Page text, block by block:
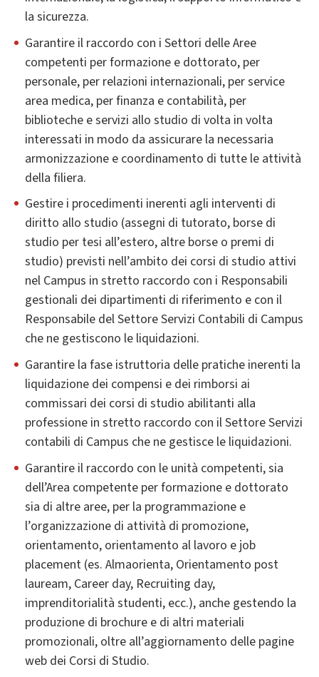
la sicurezza.
Garantire il raccordo con i Settori delle Aree
competenti per formazione e dottorato, per
personale, per relazioni internazionali, per service
area medica, per finanza e contabilità, per
biblioteche e servizi allo studio di volta in volta
interessati in modo da assicurare la necessaria
armonizzazione e coordinamento di tutte le attività
della filiera.
Gestire i procedimenti inerenti agli interventi di
diritto allo studio (assegni di tutorato, borse di
studio per tesi all’estero, altre borse o premi di
studio) previsti nell’ambito dei corsi di studio attivi
nel Campus in stretto raccordo con i Responsabili
gestionali dei dipartimenti di riferimento e con il
Responsabile del Settore Servizi Contabili di Campus
che ne gestiscono le liquidazioni.
Garantire la fase istruttoria delle pratiche inerenti la
liquidazione dei compensi e dei rimborsi ai
commissari dei corsi di studio abilitanti alla
professione in stretto raccordo con il Settore Servizi
contabili di Campus che ne gestisce le liquidazioni.
Garantire il raccordo con le unità competenti, sia
dell’Area competente per formazione e dottorato
sia di altre aree, per la programmazione e
l’organizzazione di attività di promozione,
orientamento, orientamento al lavoro e job
placement (es. Almaorienta, Orientamento post
lauream, Career day, Recruiting day,
imprenditorialità studenti, ecc.), anche gestendo la
produzione di brochure e di altri materiali
promozionali, oltre all’aggiornamento delle pagine
web dei Corsi di Studio.